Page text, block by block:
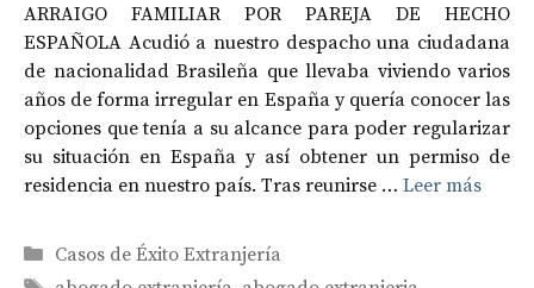
ARRAIGO FAMILIAR POR PAREJA DE HECHO
ESPAÑOLA Acudió a nuestro despacho una ciudadana
de nacionalidad Brasileña que llevaba viviendo varios
años de forma irregular en España y quería conocer las
opciones que tenía a su alcance para poder regularizar
su situación en España y así obtener un permiso de
residencia en nuestro país. Tras reunirse … Leer más
Categorías
Casos de Éxito Extranjería